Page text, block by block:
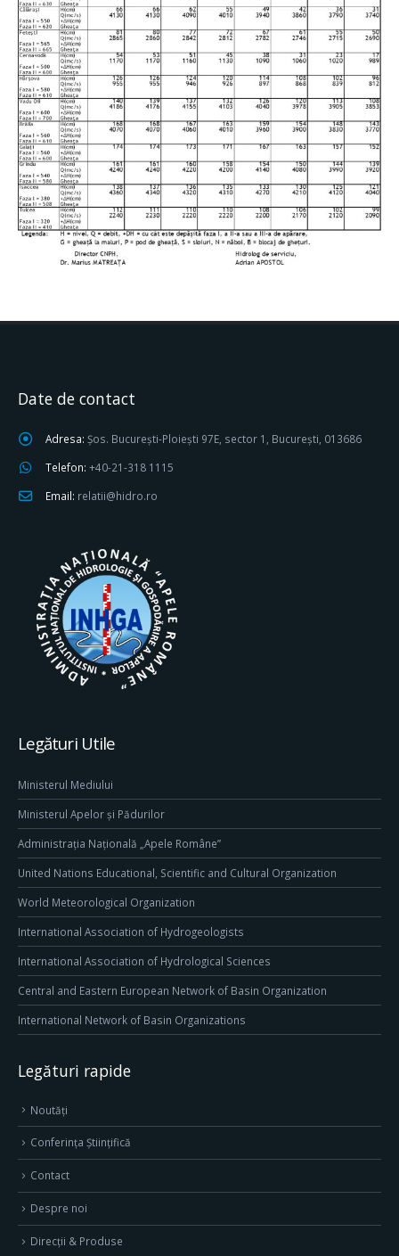
Date de contact
Adresa: Șos. București-Ploiești 97E, sector 1, București, 013686
Telefon: +40-21-318 1115
Email: relatii@hidro.ro
Legături Utile
Ministerul Mediului
Ministerul Apelor și Pădurilor
Administrația Națională „Apele Române”
United Nations Educational, Scientific and Cultural Organization
World Meteorological Organization
International Association of Hydrogeologists
International Association of Hydrological Sciences
Central and Eastern European Network of Basin Organization
International Network of Basin Organizations
Legături rapide
Noutăți
Conferința Științifică
Contact
Despre noi
Direcţii & Produse